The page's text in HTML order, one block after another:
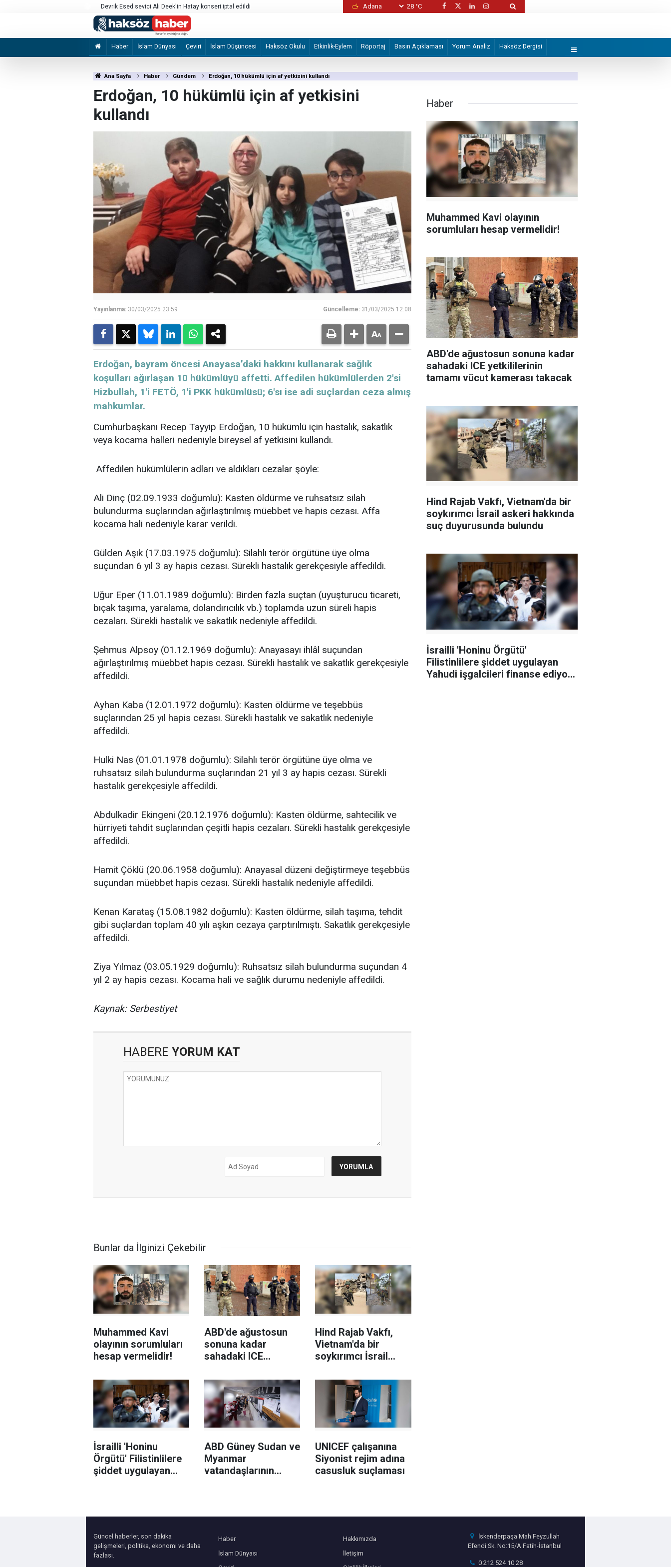
Devrik Esed sevici Ali Deek'in Hatay konseri iptal edildi
Sömürgeci güç, direnişi terör olarak damgaladığında
Usta bir zanaatkâr olan babam, hayatını bir kez daha yeniden şekillendiriyor
28 °C
Haber İslam Dünyası Çeviri İslam Düşüncesi Haksöz Okulu Etkinlik-Eylem Röportaj Basın Açıklaması Yorum Analiz Haksöz Dergisi
Ana Sayfa Haber Gündem Erdoğan, 10 hükümlü için af yetkisini kullandı
Erdoğan, 10 hükümlü için af yetkisini
kullandı
Yayınlanma: 30/03/2025 23:59 Güncelleme: 31/03/2025 12:08
​​​​​​​Erdoğan, bayram öncesi Anayasa’daki hakkını kullanarak sağlık
koşulları ağırlaşan 10 hükümlüyü affetti. Affedilen hükümlülerden 2'si
Hizbullah, 1'i FETÖ, 1'i PKK hükümlüsü; 6'sı ise adi suçlardan ceza almış
mahkumlar.
Cumhurbaşkanı Recep Tayyip Erdoğan, 10 hükümlü için hastalık, sakatlık
veya kocama halleri nedeniyle bireysel af yetkisini kullandı.
Affedilen hükümlülerin adları ve aldıkları cezalar şöyle:
Ali Dinç (02.09.1933 doğumlu): Kasten öldürme ve ruhsatsız silah
bulundurma suçlarından ağırlaştırılmış müebbet ve hapis cezası. Affa
kocama hali nedeniyle karar verildi.
Gülden Aşık (17.03.1975 doğumlu): Silahlı terör örgütüne üye olma
suçundan 6 yıl 3 ay hapis cezası. Sürekli hastalık gerekçesiyle affedildi.
Uğur Eper (11.01.1989 doğumlu): Birden fazla suçtan (uyuşturucu ticareti,
bıçak taşıma, yaralama, dolandırıcılık vb.) toplamda uzun süreli hapis
cezaları. Sürekli hastalık ve sakatlık nedeniyle affedildi.
Şehmus Alpsoy (01.12.1969 doğumlu): Anayasayı ihlâl suçundan
ağırlaştırılmış müebbet hapis cezası. Sürekli hastalık ve sakatlık gerekçesiyle
affedildi.
Ayhan Kaba (12.01.1972 doğumlu): Kasten öldürme ve teşebbüs
suçlarından 25 yıl hapis cezası. Sürekli hastalık ve sakatlık nedeniyle
affedildi.
Hulki Nas (01.01.1978 doğumlu): Silahlı terör örgütüne üye olma ve
ruhsatsız silah bulundurma suçlarından 21 yıl 3 ay hapis cezası. Sürekli
hastalık gerekçesiyle affedildi.
Abdulkadir Ekingeni (20.12.1976 doğumlu): Kasten öldürme, sahtecilik ve
hürriyeti tahdit suçlarından çeşitli hapis cezaları. Sürekli hastalık gerekçesiyle
affedildi.
Hamit Çöklü (20.06.1958 doğumlu): Anayasal düzeni değiştirmeye teşebbüs
suçundan müebbet hapis cezası. Sürekli hastalık nedeniyle affedildi.
Kenan Karataş (15.08.1982 doğumlu): Kasten öldürme, silah taşıma, tehdit
gibi suçlardan toplam 40 yılı aşkın cezaya çarptırılmıştı. Sakatlık gerekçesiyle
affedildi.
Ziya Yılmaz (03.05.1929 doğumlu): Ruhsatsız silah bulundurma suçundan 4
yıl 2 ay hapis cezası. Kocama hali ve sağlık durumu nedeniyle affedildi.
Kaynak: Serbestiyet
HABERE YORUM KAT
Bunlar da İlginizi Çekebilir
Muhammed Kavi
olayının sorumluları
hesap vermelidir!
ABD'de ağustosun
sonuna kadar
sahadaki ICE
vücut kamerası
takacak
Hind Rajab Vakfı,
Vietnam'da bir
soykırımcı İsrail
duyurusunda
bulundu
İsrailli 'Honinu
Örgütü' Filistinlilere
şiddet uygulayan
ABD Güney Sudan ve
Myanmar
vatandaşlarının
UNICEF çalışanına
Siyonist rejim adına
casusluk suçlaması
Haber
Muhammed Kavi olayının
sorumluları hesap vermelidir!
ABD'de ağustosun sonuna kadar
sahadaki ICE yetkililerinin
tamamı vücut kamerası takacak
Hind Rajab Vakfı, Vietnam'da bir
soykırımcı İsrail askeri hakkında
suç duyurusunda bulundu
İsrailli 'Honinu Örgütü'
Filistinlilere şiddet uygulayan
Yahudi işgalcileri finanse ediyor
Güncel haberler, son dakika
gelişmeleri, politika, ekonomi ve daha
fazlası.
Haber
İslam Dünyası
Hakkımızda
İletişim
İskenderpaşa Mah Feyzullah
Efendi Sk. No:15/A Fatih-İstanbul
0 212 524 10 28